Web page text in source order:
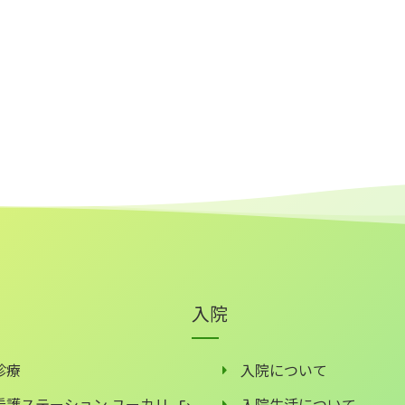
療
入院
入院について